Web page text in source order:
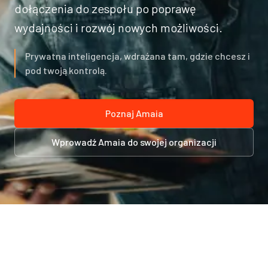
dołączenia do zespołu po poprawę
wydajności i rozwój nowych możliwości.
Prywatna inteligencja, wdrażana tam, gdzie chcesz i
pod twoją kontrolą.
Poznaj Amaia
Wprowadź Amaia do swojej organizacji